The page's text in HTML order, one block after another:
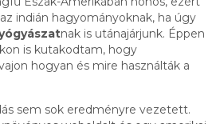
indián hagyományoknak, ha úgy
nak is utánajárjunk. Éppen
is kutakodtam, hogy
hogyan és mire használták a
sem sok eredményre vezetett.